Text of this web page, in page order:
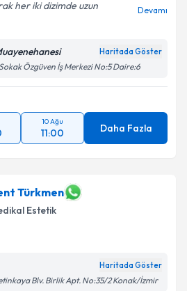
her iki dizimde uzun
Devamı
Haritada Göster
Özgüven İş Merkezi No:5 Daire:6
10 Ağu
11:00 Daha Fazla
Türkmen
Estetik
Haritada Göster
Blv. Birlik Apt. No:35/2 Konak/İzmir